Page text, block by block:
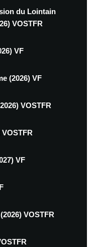
du Lointain
VOSTFR
VF
(2026) VF
VOSTFR
VF
VOSTFR